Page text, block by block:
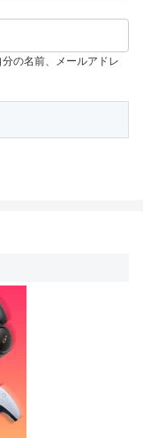
の名前、メールアドレ